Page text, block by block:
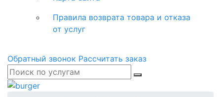
Правила возврата товара и отказа
от услуг
Обратный звонок Рассчитать заказ